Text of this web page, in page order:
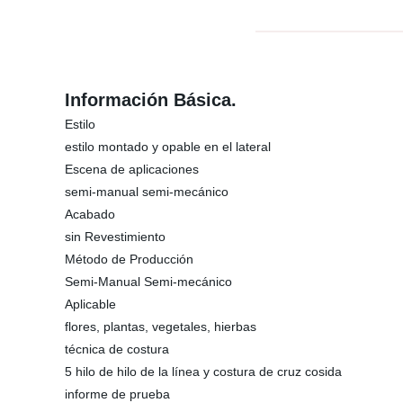
Información Básica.
Estilo
estilo montado y opable en el lateral
Escena de aplicaciones
semi-manual semi-mecánico
Acabado
sin Revestimiento
Método de Producción
Semi-Manual Semi-mecánico
Aplicable
flores, plantas, vegetales, hierbas
técnica de costura
5 hilo de hilo de la línea y costura de cruz cosida
informe de prueba